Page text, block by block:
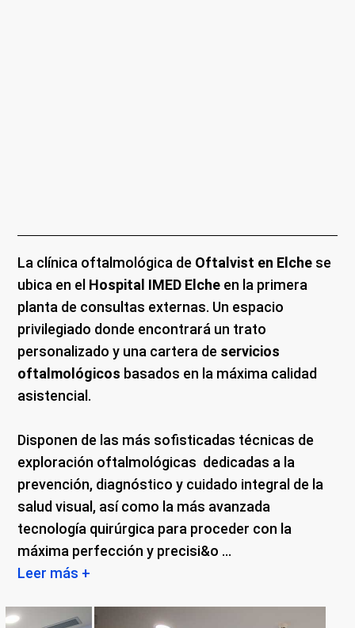
La clínica oftalmológica de Oftalvist en Elche se
ubica en el Hospital IMED Elche en la primera
planta de consultas externas. Un espacio
privilegiado donde encontrará un trato
personalizado y una cartera de servicios
oftalmológicos basados en la máxima calidad
asistencial.
Disponen de las más sofisticadas técnicas de
exploración oftalmológicas dedicadas a la
prevención, diagnóstico y cuidado integral de la
salud visual, así como la más avanzada
tecnología quirúrgica para proceder con la
máxima perfección y precisi&o ...
Leer más +